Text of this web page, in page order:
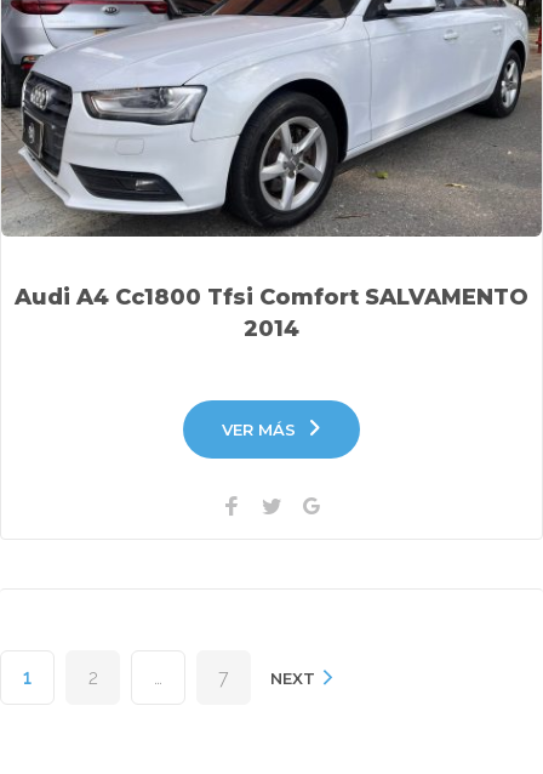
Audi A4 Cc1800 Tfsi Comfort SALVAMENTO
2014
VER MÁS
Facebook
Twitter
de
1 2 … 7 NEXT